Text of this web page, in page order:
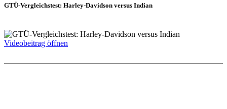
GTÜ-Vergleichstest: Harley-Davidson versus Indian
Videobeitrag öffnen